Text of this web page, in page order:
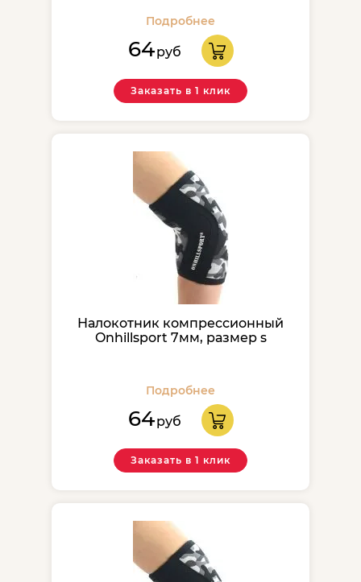
Подробнее
64руб
Заказать в 1 клик
Налокотник компрессионный
Onhillsport 7мм, размер s
Подробнее
64руб
Заказать в 1 клик